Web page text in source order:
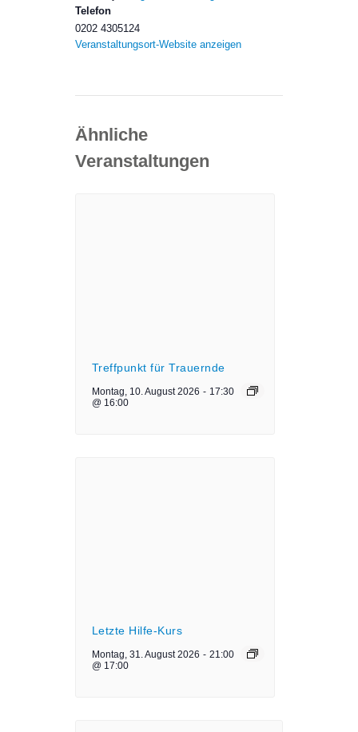
Telefon
0202 4305124
Veranstaltungsort-Website anzeigen
Ähnliche
Veranstaltungen
Treffpunkt für Trauernde
Montag, 10. August 2026
@ 16:00
- 17:30
Letzte Hilfe-Kurs
Montag, 31. August 2026
@ 17:00
- 21:00